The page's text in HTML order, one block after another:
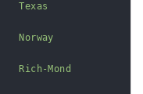
Texas
Norway
Mond